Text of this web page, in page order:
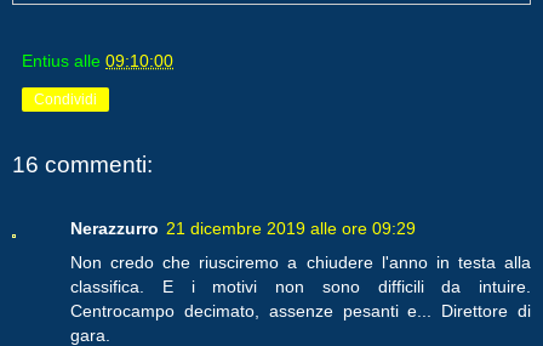
Entius alle 09:10:00
Condividi
16 commenti:
Nerazzurro 21 dicembre 2019 alle ore 09:29
Non credo che riusciremo a chiudere l'anno in testa alla
classifica. E i motivi non sono difficili da intuire.
Centrocampo decimato, assenze pesanti e... Direttore di
gara.